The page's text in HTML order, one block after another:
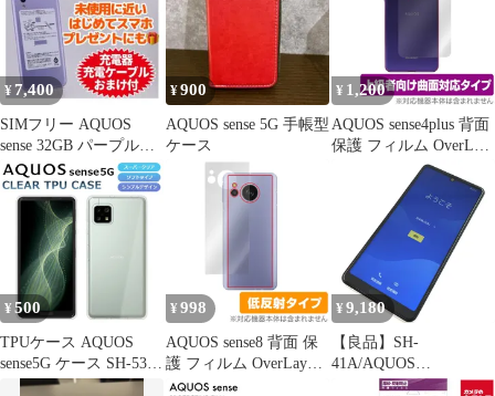
ブルーライトカット
し 革 レザー 手帳型ケ
カバー カード収納 おし
ゃれ スマホカバー
¥ 7,400
SIMフリー AQUOS
sense 32GB パープル
011 電池良好
¥900
AQUOS sense 5G 手帳型
ケース
¥ 1,200
AQUOS sense4plus 背面
保護 フィルム OverLay
FLEX for AQUOS sense4
plus 本体保護 曲面対応
アクオスセンス4プラス
楽天モバイル
¥ 500
TPUケース AQUOS
sense5G ケース SH-53A
SHG03 A004SH SH-M17
¥ 998
AQUOS sense8 背面 保
護 フィルム OverLay
Plus for アクオス セン
¥ 9,180
【良品】SH-
41A/AQUOS
sense4/354958112006763